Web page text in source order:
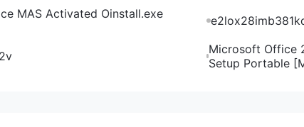
MAS Activated Oinstall.exe
Microsoft Office
Setup Portable